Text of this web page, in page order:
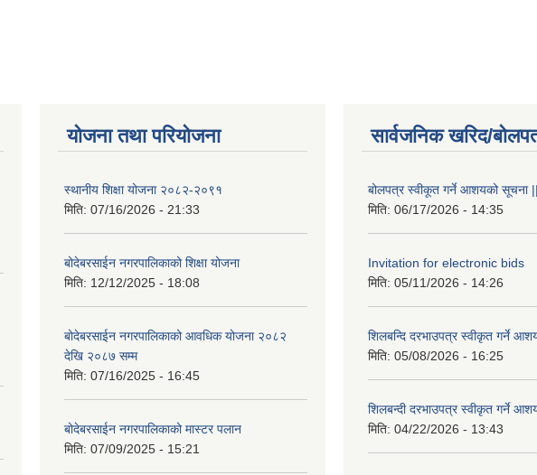
योजना तथा परियोजना
स्थानीय शिक्षा योजना २०८२-२०९१
मिति: 07/16/2026 - 21:33
बोदेबरसाईन नगरपालिकाको शिक्षा योजना
मिति: 12/12/2025 - 18:08
बोदेबरसाईन नगरपालिकाको आवधिक योजना २०८२
देखि २०८७ सम्म
मिति: 07/16/2025 - 16:45
बोदेबरसाईन नगरपालिकाको मास्टर पलान
मिति: 07/09/2025 - 15:21
सार्वजनिक खरिद/
बोलपत्र स्वीकूत गर्ने आशयको सूचना
मिति: 06/17/2026 - 14:35
Invitation for electronic bids
मिति: 05/11/2026 - 14:26
शिलबन्दि दरभाउपत्र स्वीकृत गर्ने
मिति: 05/08/2026 - 16:25
शिलबन्दी दरभाउपत्र स्वीकृत गर्ने
मिति: 04/22/2026 - 13:43